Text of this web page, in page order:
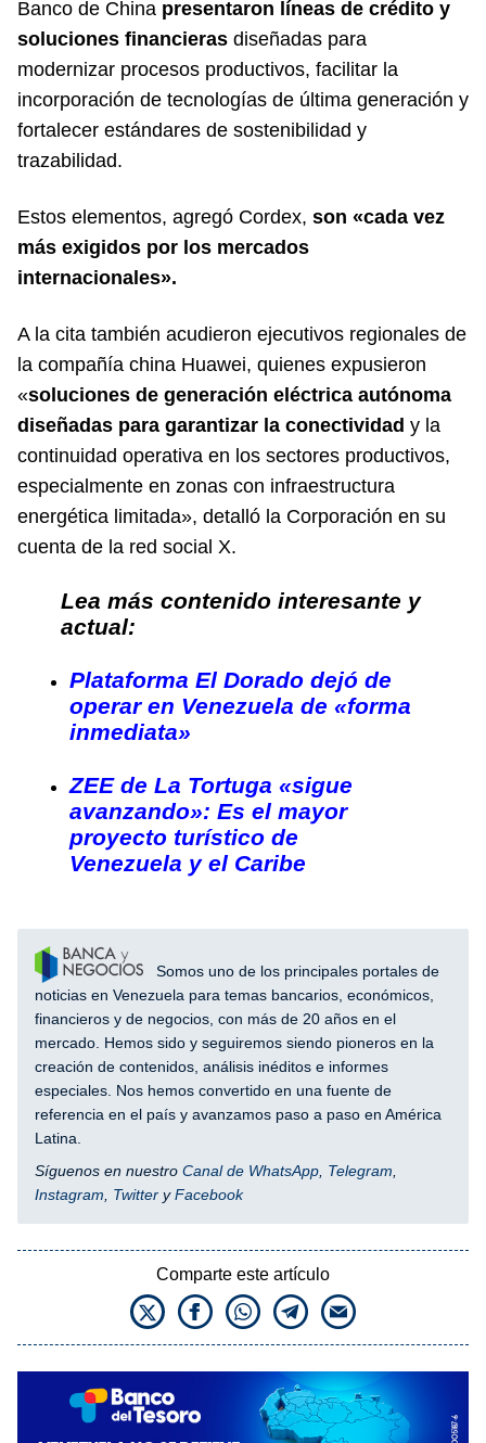
Banco de China presentaron líneas de crédito y
soluciones financieras diseñadas para
modernizar procesos productivos, facilitar la
incorporación de tecnologías de última generación y
fortalecer estándares de sostenibilidad y
trazabilidad.
Estos elementos, agregó Cordex, son «cada vez
más exigidos por los mercados
internacionales».
A la cita también acudieron ejecutivos regionales de
la compañía china Huawei, quienes expusieron
«soluciones de generación eléctrica autónoma
diseñadas para garantizar la conectividad y la
continuidad operativa en los sectores productivos,
especialmente en zonas con infraestructura
energética limitada», detalló la Corporación en su
cuenta de la red social X.
Lea más contenido interesante y
actual:
Plataforma El Dorado dejó de
operar en Venezuela de «forma
inmediata»
ZEE de La Tortuga «sigue
avanzando»: Es el mayor
proyecto turístico de
Venezuela y el Caribe
Somos uno de los principales portales de
noticias en Venezuela para temas bancarios, económicos,
financieros y de negocios, con más de 20 años en el
mercado. Hemos sido y seguiremos siendo pioneros en la
creación de contenidos, análisis inéditos e informes
especiales. Nos hemos convertido en una fuente de
referencia en el país y avanzamos paso a paso en América
Latina.
Síguenos en nuestro Canal de WhatsApp Telegram
Instagram
Twitter yFacebook
Comparte este artículo